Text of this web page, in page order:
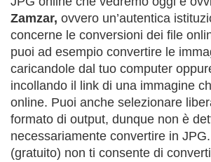
Zamzar, ovvero un’autentica
concerne le conversioni dei file
puoi ad esempio convertire le
caricandole dal tuo computer
incollando il link di una immagine
online. Puoi anche selezionare
formato di output, dunque non è
necessariamente convertire in
(gratuito) non ti consente di